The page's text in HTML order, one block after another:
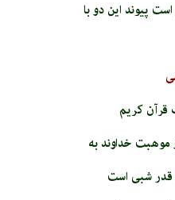
پيوند اين دو با
قرآن کریم
خداوند به
قدر شبی است